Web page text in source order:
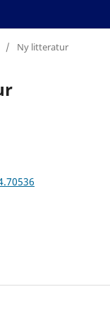
/ Ny litteratur